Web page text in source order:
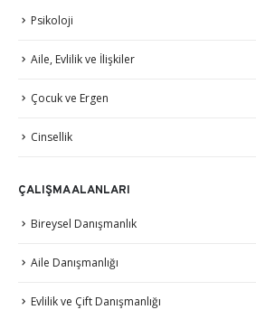
Psikoloji
Aile, Evlilik ve İlişkiler
Çocuk ve Ergen
Cinsellik
ÇALIŞMA ALANLARI
Bireysel Danışmanlık
Aile Danışmanlığı
Evlilik ve Çift Danışmanlığı